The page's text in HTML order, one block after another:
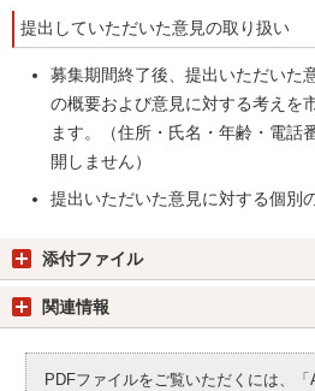
提出していただいた意見の取り扱い
募集期間終了後、提出いただいた
の概要および意見に対する考えを
ます。（住所・氏名・年齢・電話
開しません）
提出いただいた意見に対する個別
添付ファイル
関連情報
PDFファイルをご覧いただくには、「